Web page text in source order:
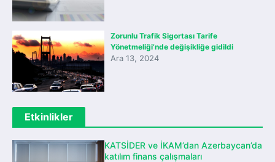
Zorunlu Trafik Sigortası Tarife
Yönetmeliği’nde değişikliğe gidildi
Ara 13, 2024
Etkinlikler
KATSİDER ve İKAM’dan Azerbaycan’da
katılım finans çalışmaları